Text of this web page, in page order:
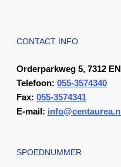
CONTACT INFO
Orderparkweg 5, 7312
Telefoon: 055-3574340
Fax: 055-3574341
E-mail:
SPOEDNUMMER